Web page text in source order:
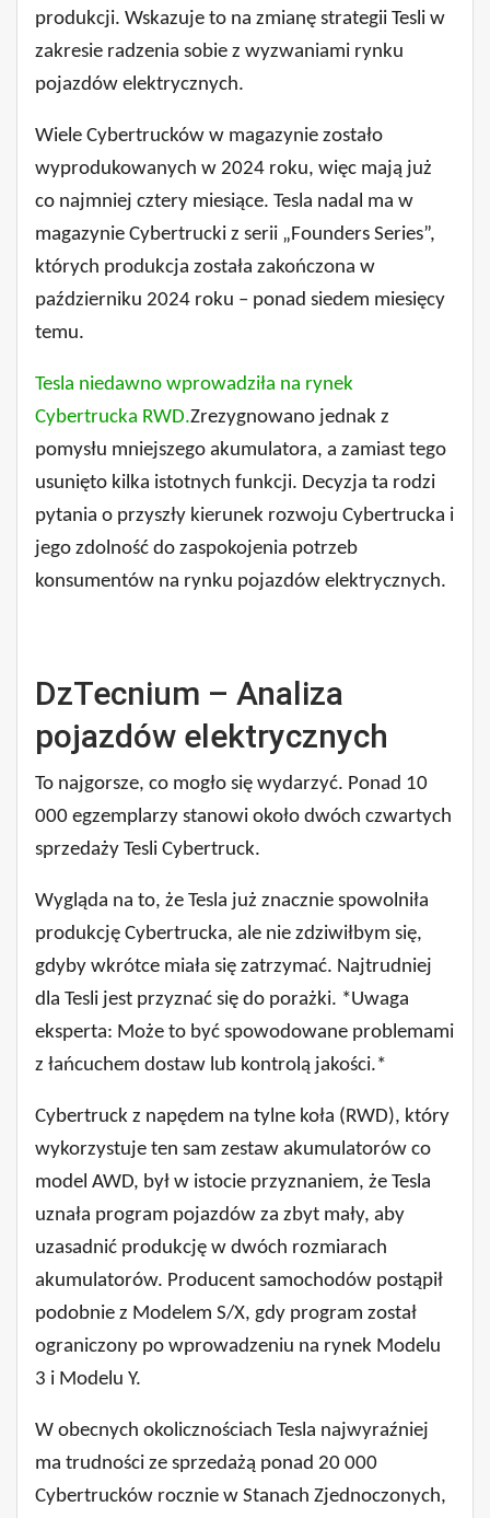
produkcji. Wskazuje to na zmianę strategii Tesli w
zakresie radzenia sobie z wyzwaniami rynku
pojazdów elektrycznych.
Wiele Cybertrucków w magazynie zostało
wyprodukowanych w 2024 roku, więc mają już
co najmniej cztery miesiące. Tesla nadal ma w
magazynie Cybertrucki z serii „Founders Series”,
których produkcja została zakończona w
październiku 2024 roku – ponad siedem miesięcy
temu.
Tesla niedawno wprowadziła na rynek
Cybertrucka RWD.Zrezygnowano jednak z
pomysłu mniejszego akumulatora, a zamiast tego
usunięto kilka istotnych funkcji. Decyzja ta rodzi
pytania o przyszły kierunek rozwoju Cybertrucka i
jego zdolność do zaspokojenia potrzeb
konsumentów na rynku pojazdów elektrycznych.
DzTecnium – Analiza
pojazdów elektrycznych
To najgorsze, co mogło się wydarzyć. Ponad 10
000 egzemplarzy stanowi około dwóch czwartych
sprzedaży Tesli Cybertruck.
Wygląda na to, że Tesla już znacznie spowolniła
produkcję Cybertrucka, ale nie zdziwiłbym się,
gdyby wkrótce miała się zatrzymać. Najtrudniej
dla Tesli jest przyznać się do porażki. *Uwaga
eksperta: Może to być spowodowane problemami
z łańcuchem dostaw lub kontrolą jakości.*
Cybertruck z napędem na tylne koła (RWD), który
wykorzystuje ten sam zestaw akumulatorów co
model AWD, był w istocie przyznaniem, że Tesla
uznała program pojazdów za zbyt mały, aby
uzasadnić produkcję w dwóch rozmiarach
akumulatorów. Producent samochodów postąpił
podobnie z Modelem S/X, gdy program został
ograniczony po wprowadzeniu na rynek Modelu
3 i Modelu Y.
W obecnych okolicznościach Tesla najwyraźniej
ma trudności ze sprzedażą ponad 20 000
Cybertrucków rocznie w Stanach Zjednoczonych,